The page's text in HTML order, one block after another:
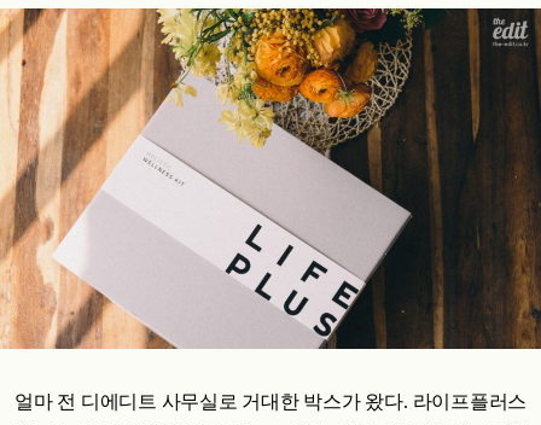
얼마 전 디에디트 사무실로 거대한 박스가 왔다. 라이프플러스